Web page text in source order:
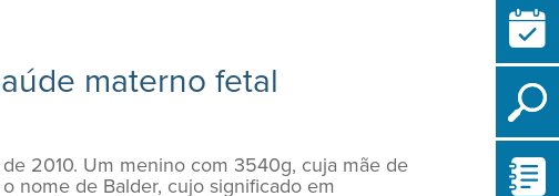
materno fetal
2010. Um menino com 3540g, cuja mãe de
nome de Balder, cujo significado em